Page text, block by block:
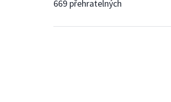
669 přehratelných